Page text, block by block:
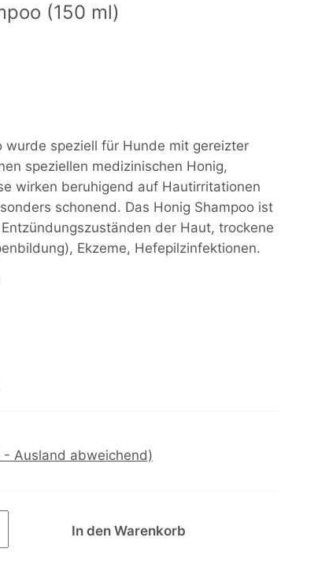
(150 ml)
wurde speziell für Hunde mit gereizter
speziellen medizinischen Honig,
wirken beruhigend auf Hautirritationen
schonend. Das Honig Shampoo ist
der Haut, trockene
Ekzeme, Hefepilzinfektionen.
- Ausland abweichend)
In den Warenkorb